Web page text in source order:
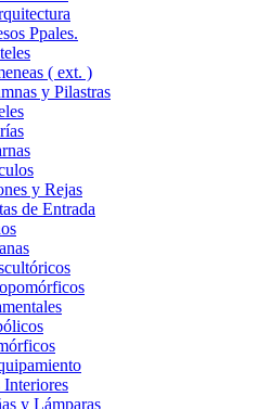
Ppales.
( ext. )
y Pilastras
y Rejas
de Entrada
Interiores
y Lámparas